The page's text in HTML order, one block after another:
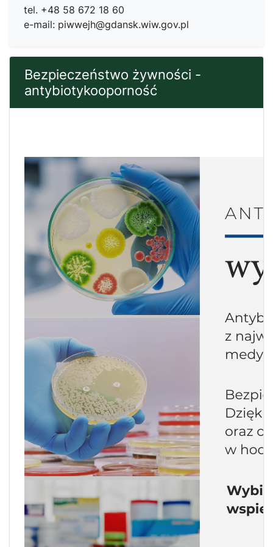
tel. +48 58 672 18 60
e-mail: piwwejh@gdansk.wiw.gov.pl
Bezpieczeństwo żywności -
antybiotykooporność